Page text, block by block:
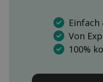
Einfach
Von
100%